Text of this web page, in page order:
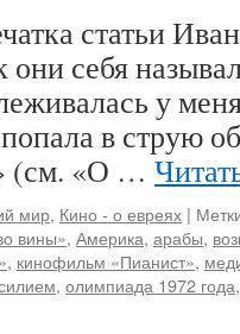
статьи
они себя
у
в струю
(см. «О …
мир, Кино - о евреях |
вины», Америка, арабы,
, кинофильм «Пианист»,
, олимпиада 1972 года